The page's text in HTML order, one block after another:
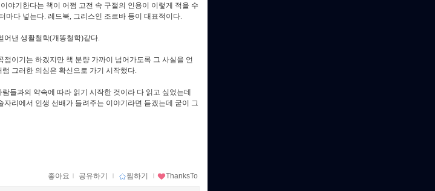
야기한다는 책이 어쩜 고전 속 구절의 인용이 이렇게 적을 수
마다 넣는다. 레드북, 그리스인 조르바 등이 대표적이다.
어낸 생활철학(개똥철학)같다.
이기는 하겠지만 책 분량 가까이 넘어가도록 그 사실을 언
그러한 의심은 확신으로 가기 시작했다.
들과의 약속에 따라 읽기 시작한 것이라 다 읽고 싶었는데
자리에서 인생 선배가 들려주는 이야기라면 듣겠는데 굳이 그
좋아요 ｌ 공유하기 ｌ 찜하기 ｌ ThanksTo